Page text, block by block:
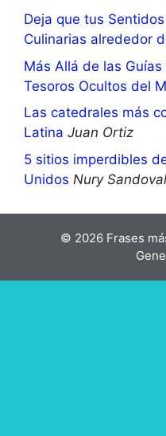
Deja que tus
Culinarias alrededor
Más Allá de las
Tesoros Ocultos del
Las catedrales más
Latina Juan Ortiz
5 sitios imperdibles
Unidos Nury Sandoval
© 2026 Frases